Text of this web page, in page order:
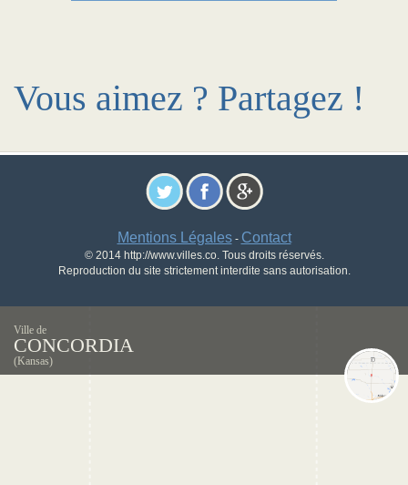
Vous aimez ? Partagez !
Mentions Légales- Contact
© 2014 http://www.villes.co. Tous droits réservés.
Reproduction du site strictement interdite sans autorisation.
Ville de
CONCORDIA
(Kansas)